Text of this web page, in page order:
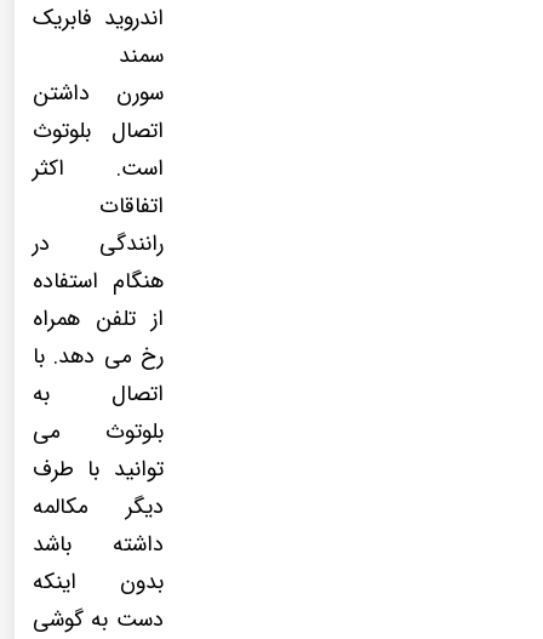
اندروید فابریک
سمند
سورن داشتن
اتصال بلوتوث
است. اکثر
اتفاقات
رانندگی در
هنگام استفاده
از تلفن همراه
رخ می دهد. با
اتصال به
بلوتوث می
توانید با طرف
دیگر مکالمه
داشته باشد
بدون اینکه
دست به گوشی